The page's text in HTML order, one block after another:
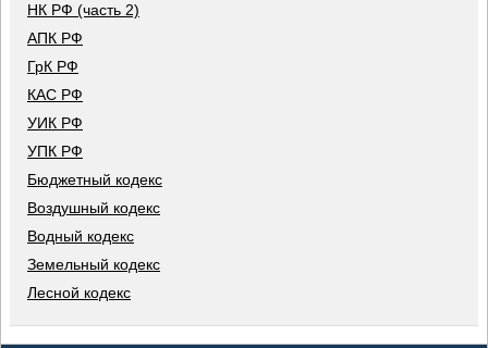
НК РФ (часть 2)
АПК РФ
ГрК РФ
КАС РФ
УИК РФ
УПК РФ
Бюджетный кодекс
Воздушный кодекс
Водный кодекс
Земельный кодекс
Лесной кодекс